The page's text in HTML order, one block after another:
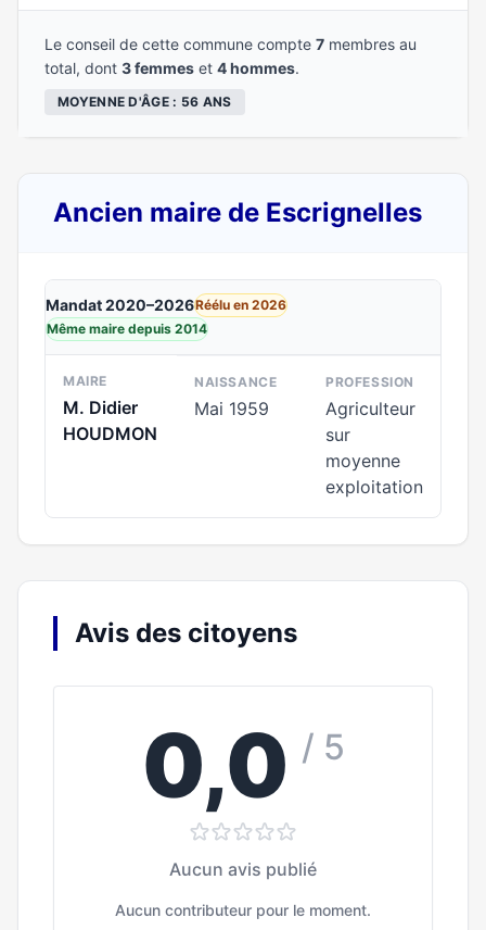
Le conseil de cette commune compte 7 membres au
total, dont 3 femmes et 4 hommes.
MOYENNE D'ÂGE : 56 ANS
Ancien maire de Escrignelles
Mandat 2020–2026Réélu en 2026
Même maire depuis 2014
MAIRE
M. Didier
HOUDMON
NAISSANCE
Mai 1959
PROFESSION
Agriculteur
sur
moyenne
exploitation
Avis des citoyens
0,0 / 5
Aucun avis publié
Aucun contributeur pour le moment.